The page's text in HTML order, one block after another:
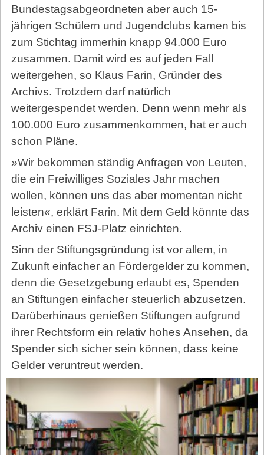
Bundestagsabgeordneten aber auch 15-
jährigen Schülern und Jugendclubs kamen bis
zum Stichtag immerhin knapp 94.000 Euro
zusammen. Damit wird es auf jeden Fall
weitergehen, so Klaus Farin, Gründer des
Archivs. Trotzdem darf natürlich
weitergespendet werden. Denn wenn mehr als
100.000 Euro zusammenkommen, hat er auch
schon Pläne.
»Wir bekommen ständig Anfragen von Leuten,
die ein Freiwilliges Soziales Jahr machen
wollen, können uns das aber momentan nicht
leisten«, erklärt Farin. Mit dem Geld könnte das
Archiv einen FSJ-Platz einrichten.
Sinn der Stiftungsgründung ist vor allem, in
Zukunft einfacher an Fördergelder zu kommen,
denn die Gesetzgebung erlaubt es, Spenden
an Stiftungen einfacher steuerlich abzusetzen.
Darüberhinaus genießen Stiftungen aufgrund
ihrer Rechtsform ein relativ hohes Ansehen, da
Spender sich sicher sein können, dass keine
Gelder veruntreut werden.